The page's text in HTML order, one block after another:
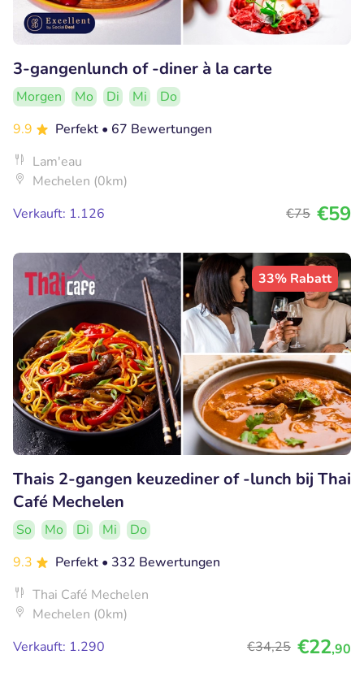
3-gangenlunch of -diner à la carte
Morgen Mo Di Mi
Do
9.9
Perfekt • 67 Bewertungen
Lam'eau
Mechelen (0km)
Verkauft: 1.126
€75 €59
33% Rabatt
Thais 2-gangen keuzediner of -lunch bij Thai
Café Mechelen
So Mo Di Mi
Do
9.3
Perfekt • 332 Bewertungen
Thai Café Mechelen
Mechelen (0km)
Verkauft: 1.290
€34,25 €22,90